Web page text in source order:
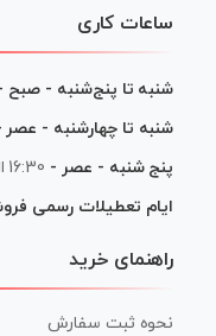
ساعات کاری
شنبه تا پنج‌شنبه - صبح
شنبه تا چهارشنبه - عصر
پنج شنبه - عصر - 16:30 الی 19
ایام تعطیلات رسمی
راهنمای خرید
نحوه ثبت سفارش